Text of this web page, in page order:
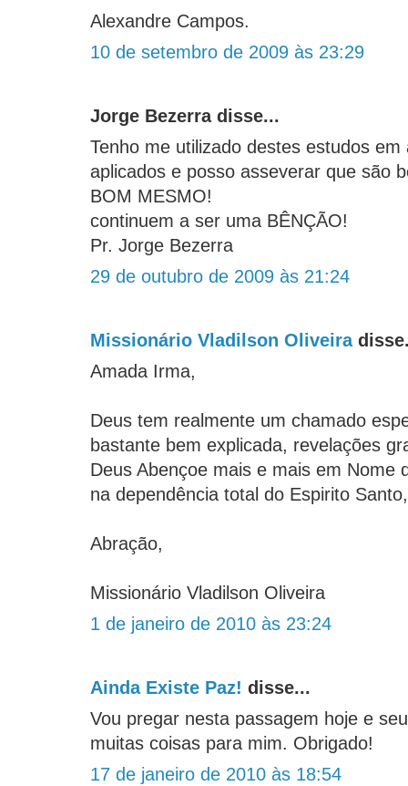
Alexandre Campos.
10 de setembro de 2009 às 23:29
Jorge Bezerra disse...
Tenho me utilizado destes estudos em
aplicados e posso asseverar que são
BOM MESMO!
continuem a ser uma BÊNÇÃO!
Pr. Jorge Bezerra
29 de outubro de 2009 às 21:24
Missionário Vladilson Oliveira
Amada Irma,
Deus tem realmente um chamado
bastante bem explicada, revelações
Deus Abençoe mais e mais em Nome
na dependência total do Espirito
Abração,
Missionário Vladilson Oliveira
1 de janeiro de 2010 às 23:24
Ainda Existe Paz! disse...
Vou pregar nesta passagem hoje e
muitas coisas para mim. Obrigado!
17 de janeiro de 2010 às 18:54